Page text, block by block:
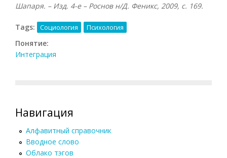
Шапаря. – Изд. 4-е – Роснов н/Д. Феникс, 2009, с. 169.
Tags: Социология Психология
Понятие:
Интеграция
Навигация
Алфавитный справочник
Вводное слово
Облако тэгов